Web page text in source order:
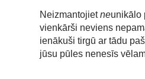
Neizmantojietneunikālo
vienkārši neviens
ienākuši tirgū ar tādu
jūsu pūles nenesīs